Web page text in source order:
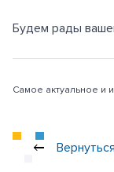
Будем рады
Самое актуальное и